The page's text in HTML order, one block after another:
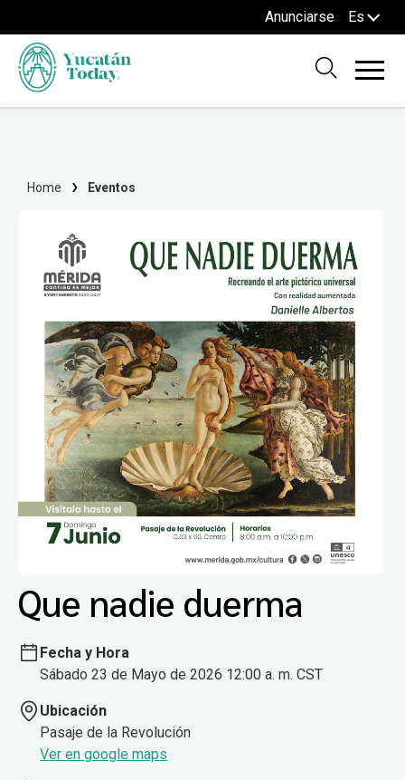
Anunciarse Es
Home Eventos
Que nadie duerma
Fecha y Hora
Sábado 23 de Mayo de 2026 12:00 a. m. CST
Ubicación
Pasaje de la Revolución
Ver en google maps